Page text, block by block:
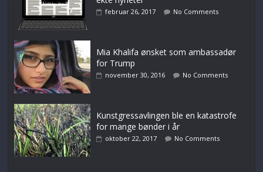
februar 26, 2017 No Comments
Mia Khalifa ønsket som ambassadør
for Trump
november 30, 2016 No Comments
Kunstgressavlingen ble en katastrofe
for mange bønder i år
oktober 22, 2017 No Comments